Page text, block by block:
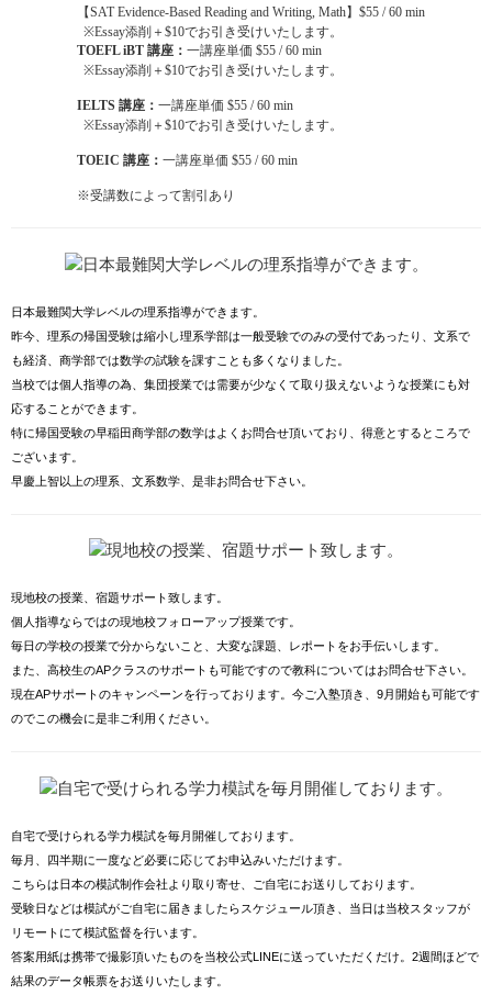
【SAT Evidence-Based Reading and Writing, Math】$55 / 60 min
※Essay添削＋$10でお引き受けいたします。
TOEFL iBT 講座： 一講座単価 $55 / 60 min
※Essay添削＋$10でお引き受けいたします。
IELTS 講座： 一講座単価 $55 / 60 min
※Essay添削＋$10でお引き受けいたします。
TOEIC 講座： 一講座単価 $55 / 60 min
※受講数によって割引あり
日本最難関大学レベルの理系指導ができます。
昨今、理系の帰国受験は縮小し理系学部は一般受験でのみの受付であったり、文系で
も経済、商学部では数学の試験を課すことも多くなりました。
当校では個人指導の為、集団授業では需要が少なくて取り扱えないような授業にも対
応することができます。
特に帰国受験の早稲田商学部の数学はよくお問合せ頂いており、得意とするところで
ございます。
早慶上智以上の理系、文系数学、是非お問合せ下さい。
現地校の授業、宿題サポート致します。
個人指導ならではの現地校フォローアップ授業です。
毎日の学校の授業で分からないこと、大変な課題、レポートをお手伝いします。
また、高校生のAPクラスのサポートも可能ですので教科についてはお問合せ下さい。
現在APサポートのキャンペーンを行っております。今ご入塾頂き、9月開始も可能です
のでこの機会に是非ご利用ください。
自宅で受けられる学力模試を毎月開催しております。
毎月、四半期に一度など必要に応じてお申込みいただけます。
こちらは日本の模試制作会社より取り寄せ、ご自宅にお送りしております。
受験日などは模試がご自宅に届きましたらスケジュール頂き、当日は当校スタッフが
リモートにて模試監督を行います。
答案用紙は携帯で撮影頂いたものを当校公式LINEに送っていただくだけ。2週間ほどで
結果のデータ帳票をお送りいたします。